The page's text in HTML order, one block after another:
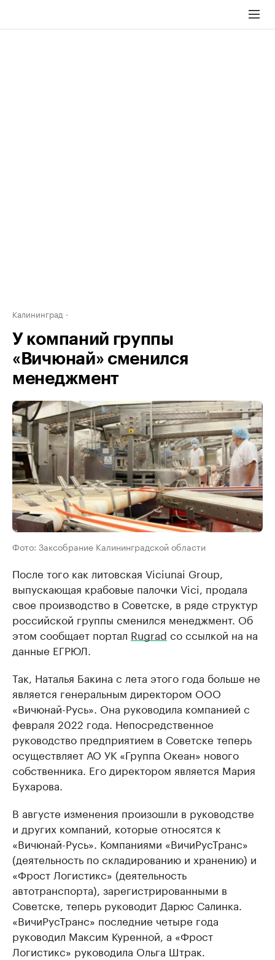
Калининград
У компаний группы
«Вичюнай» сменился
менеджмент
Фото: Заксобрание Калининградской области
После того как литовская Viciunai Group,
выпускающая крабовые палочки Vici, продала
свое производство в Советске, в ряде структур
российской группы сменился менеджмент. Об
этом сообщает портал Rugrad со ссылкой на на
данные ЕГРЮЛ.
Так, Наталья Бакина с лета этого года больше не
является генеральным директором ООО
«Вичюнай-Русь». Она руководила компанией с
февраля 2022 года. Непосредственное
руководство предприятием в Советске теперь
осуществляет АО УК «Группа Океан» нового
собственника. Его директором является Мария
Бухарова.
В августе изменения произошли в руководстве
и других компаний, которые относятся к
«Вичюнай-Русь». Компаниями «ВичиРусТранс»
(деятельность по складированию и хранению) и
«Фрост Логистикс» (деятельность
автотранспорта), зарегистрированными в
Советске, теперь руководит Дарюс Салинка.
«ВичиРусТранс» последние четыре года
руководил Максим Куренной, а «Фрост
Логистикс» руководила Ольга Штрак.